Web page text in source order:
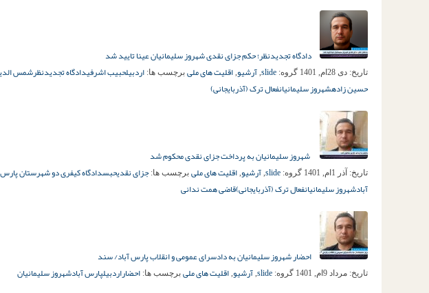
دادگاه تجدیدنظر؛ حکم جزای نقدی شهروز سلیمانیان عینا تایید شد
تاریخ: دی 28ام, 1401 گروه: slide
, آرشیو, اقلیت های ملی برچسب ها: اردبیلحبیب اشرفیدادگاه تجدیدنظرشمس
حسین زادهشهروز سلیمانیانفعال ترک (آذربایجانی)
شهروز سلیمانیان به پرداخت جزای نقدی محکوم شد
تاریخ: آذر 1ام, 1401 گروه: slide
, آرشیو, اقلیت های ملی برچسب ها: جزای نقدیحبسدادگاه کیفری دو شهرستان پارس
آبادشهروز سلیمانیانفعال ترک (آذربایجانی)قاضی همت ندانی
احضار شهروز سلیمانیان به دادسرای عمومی و انقلاب پارس آباد/ سند
تاریخ: مرداد 9ام, 1401 گروه: slide
, آرشیو, اقلیت های ملی برچسب ها: احضاراردبیلپارس آبادشهروز سلیمانیان